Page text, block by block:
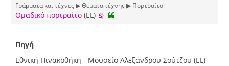
Γράμματα και τέχνες ▶ Θέματα τέχνης ▶ Πορτραίτο
Ομαδικό πορτραίτο (EL)
Πηγή
Εθνική Πινακοθήκη - Μουσείο Αλεξάνδρου Σούτζου (EL)